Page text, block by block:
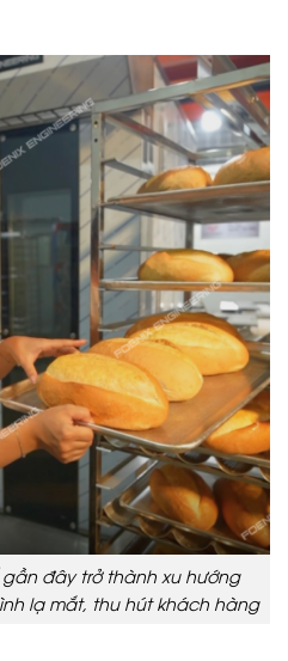
gần đây trở thành xu hướng
lạ mắt, thu hút khách hàng